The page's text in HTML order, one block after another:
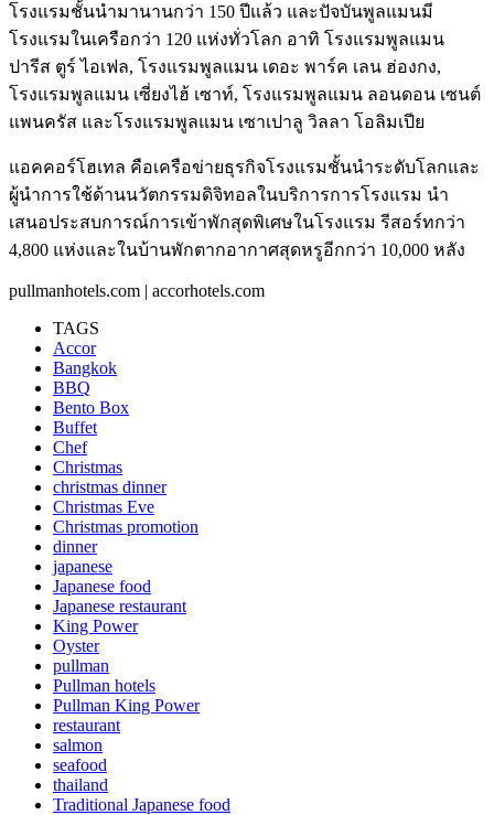
โรงแรมชั้นนำมานานกว่า 150 ปีแล้ว และปัจบันพูลแมนมี
โรงแรมในเครือกว่า 120 แห่งทั่วโลก อาทิ โรงแรมพูลแมน
ปารีส ตูร์ ไอเฟล, โรงแรมพูลแมน เดอะ พาร์ค เลน ฮ่องกง,
โรงแรมพูลแมน เซี่ยงไฮ้ เซาท์, โรงแรมพูลแมน ลอนดอน เซนต์
แพนครัส และโรงแรมพูลแมน เซาเปาลู วิลลา โอลิมเปีย
แอคคอร์โฮเทล คือเครือข่ายธุรกิจโรงแรมชั้นนำระดับโลกและ
ผู้นำการใช้ด้านนวัตกรรมดิจิทอลในบริการการโรงแรม นำ
เสนอประสบการณ์การเข้าพักสุดพิเศษในโรงแรม รีสอร์ทกว่า
4,800 แห่งและในบ้านพักตากอากาศสุดหรูอีกกว่า 10,000 หลัง
pullmanhotels.com | accorhotels.com
TAGS
Accor
Bangkok
BBQ
Bento Box
Buffet
Chef
Christmas
christmas dinner
Christmas Eve
Christmas promotion
dinner
japanese
Japanese food
Japanese restaurant
King Power
Oyster
pullman
Pullman hotels
Pullman King Power
restaurant
salmon
seafood
thailand
Traditional Japanese food